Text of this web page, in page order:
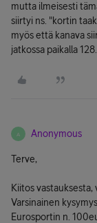
mutta ilmeisesti
siirtyi ns. "kortin
myös että kanava
jatkossa paikalla 128.
A Anonymous
Terve,
Kiitos vastauksesta,
Varsinainen
Eurosportin n.